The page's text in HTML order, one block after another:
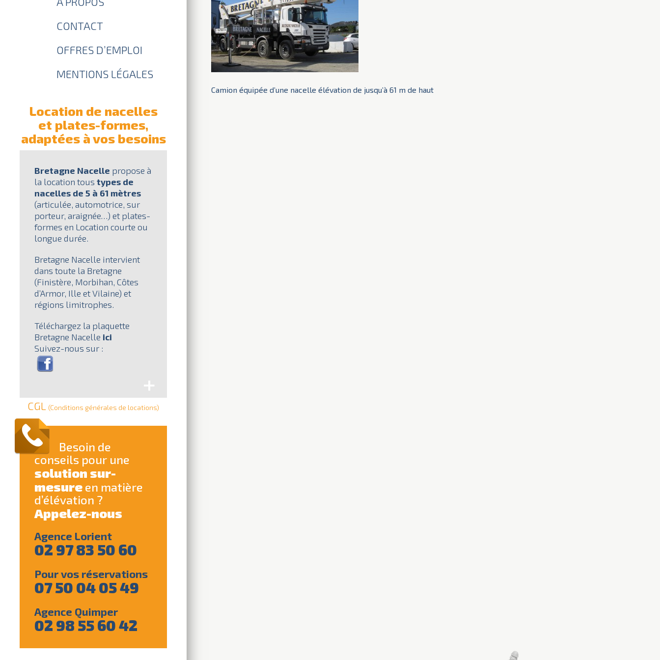
CONTACT
OFFRES D’EMPLOI
MENTIONS LÉGALES
Location de nacelles
et plates-formes,
adaptées à vos besoins
Bretagne Nacelle propose à
la location tous types de
nacelles de 5 à 61 mètres
(articulée, automotrice, sur
porteur, araignée…) et plates-
formes en Location courte ou
longue durée.
Bretagne Nacelle intervient
dans toute la Bretagne
(Finistère, Morbihan, Côtes
d’Armor, Ille et Vilaine) et
régions limitrophes.
Téléchargez la plaquette
Bretagne Nacelle ici
Suivez-nous sur :
+
CGL (Conditions générales de locations)
Besoin de
conseils pour une
solution sur-
mesure en matière
d’élévation ?
Appelez-nous
Agence Lorient
02 97 83 50 60
Pour vos réservations
07 50 04 05 49
Agence Quimper
02 98 55 60 42
Camion équipée d’une nacelle élévation de jusqu’à 61 m de haut